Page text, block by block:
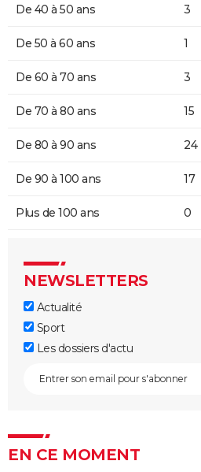
De 40 à 50 ans 3
De 50 à 60 ans 1
De 60 à 70 ans 3
De 70 à 80 ans 15
De 80 à 90 ans 24
De 90 à 100 ans 17
Plus de 100 ans 0
NEWSLETTERS
Actualité
Sport
Les dossiers d'actu
EN CE MOMENT